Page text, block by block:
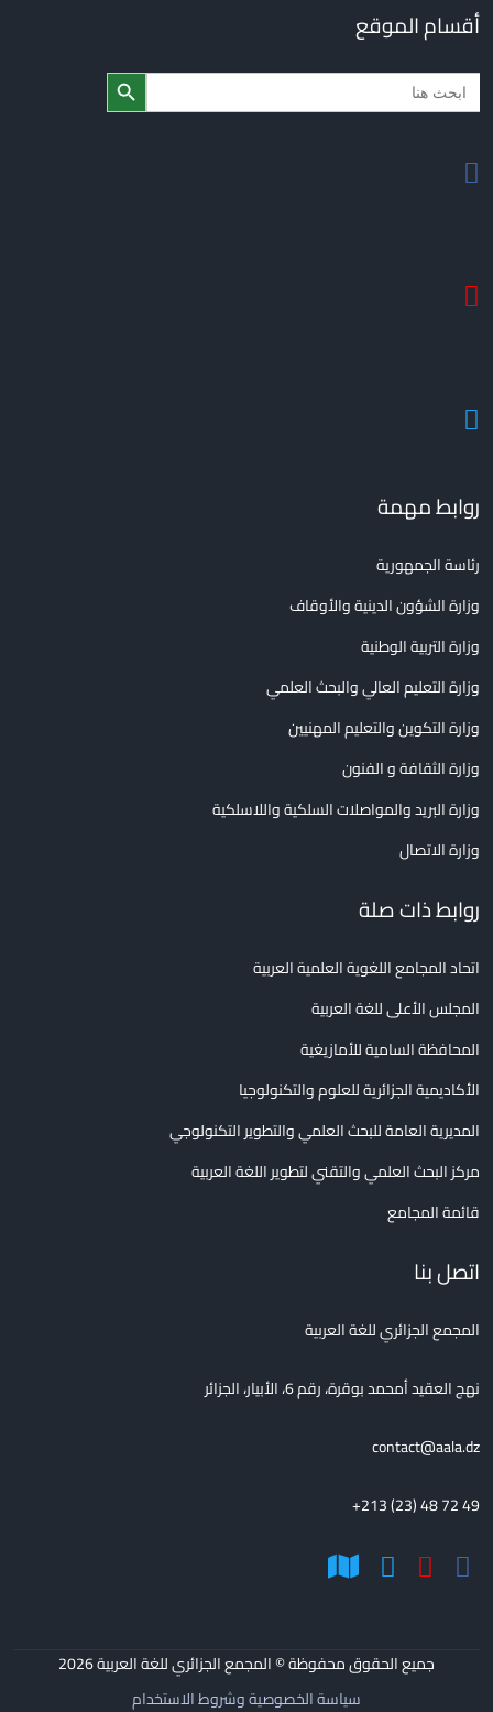
أقسام الموقع
Search
Search Button
روابط مهمة
رئاسة الجمهورية
وزارة الشؤون الدينية والأوقاف
وزارة التربية الوطنية
وزارة التعليم العالي والبحث العلمي
وزارة التكوين والتعليم المهنيين
وزارة الثقافة و الفنون
وزارة البريد والمواصلات السلكية واللاسلكية
وزارة الاتصال
روابط ذات صلة
اتحاد المجامع اللغوية العلمية العربية
المجلس الأعلى للغة العربية
المحافظة السامية للأمازيغية
الأكاديمية الجزائرية للعلوم والتكنولوجيا
المديرية العامة للبحث العلمي والتطوير التكنولوجي
مركز البحث العلمي والتقني لتطوير اللغة العربية
قائمة المجامع
اتصل بنا
المجمع الجزائري للغة العربية
نهج العقيد أمحمد بوقرة، رقم 6، الأبيار، الجزائر
contact@aala.dz
+213 (23) 48 72 49
جميع الحقوق محفوظة © المجمع الجزائري للغة العربية2026
سياسة الخصوصية وشروط الاستخدام